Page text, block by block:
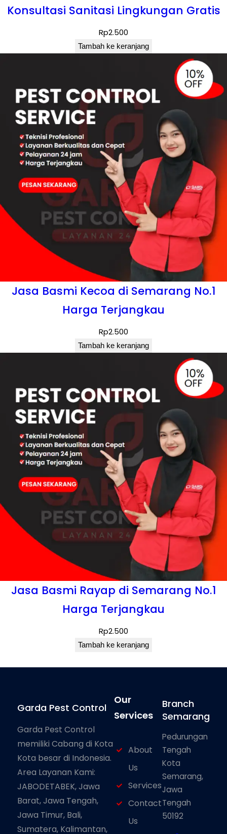
Konsultasi Sanitasi Lingkungan Gratis
Rp2.500
Tambah ke keranjang
Jasa Basmi Kecoa di Semarang No.1
Harga Terjangkau
Rp2.500
Tambah ke keranjang
Jasa Basmi Rayap di Semarang No.1
Harga Terjangkau
Rp2.500
Tambah ke keranjang
Garda Pest Control
Garda Pest Control
memiliki Cabang di Kota
Kota besar di Indonesia.
Area Layanan Kami:
JABODETABEK, Jawa
Barat, Jawa Tengah,
Jawa Timur, Bali,
Sumatera, Kalimantan,
Our
Services
About
Us
Services
Contact
Us
Branch
Semarang
Pedurungan
Tengah
Kota
Semarang,
Jawa
Tengah
50192